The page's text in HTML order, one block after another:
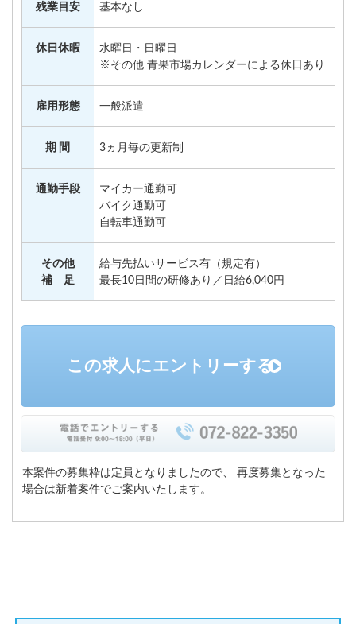
残業目安 基本なし
休日休暇
水曜日・日曜日
※その他 青果市場カレンダーによる休日あり
雇用形態 一般派遣
期 間 3ヵ月毎の更新制
通勤手段
マイカー通勤可
バイク通勤可
自転車通勤可
その他
補 足
給与先払いサービス有（規定有）
最長10日間の研修あり／日給6,040円
この求人にエントリーする
本案件の募集枠は定員となりましたので、
再度募集となった
場合は新着案件でご案内いたします。